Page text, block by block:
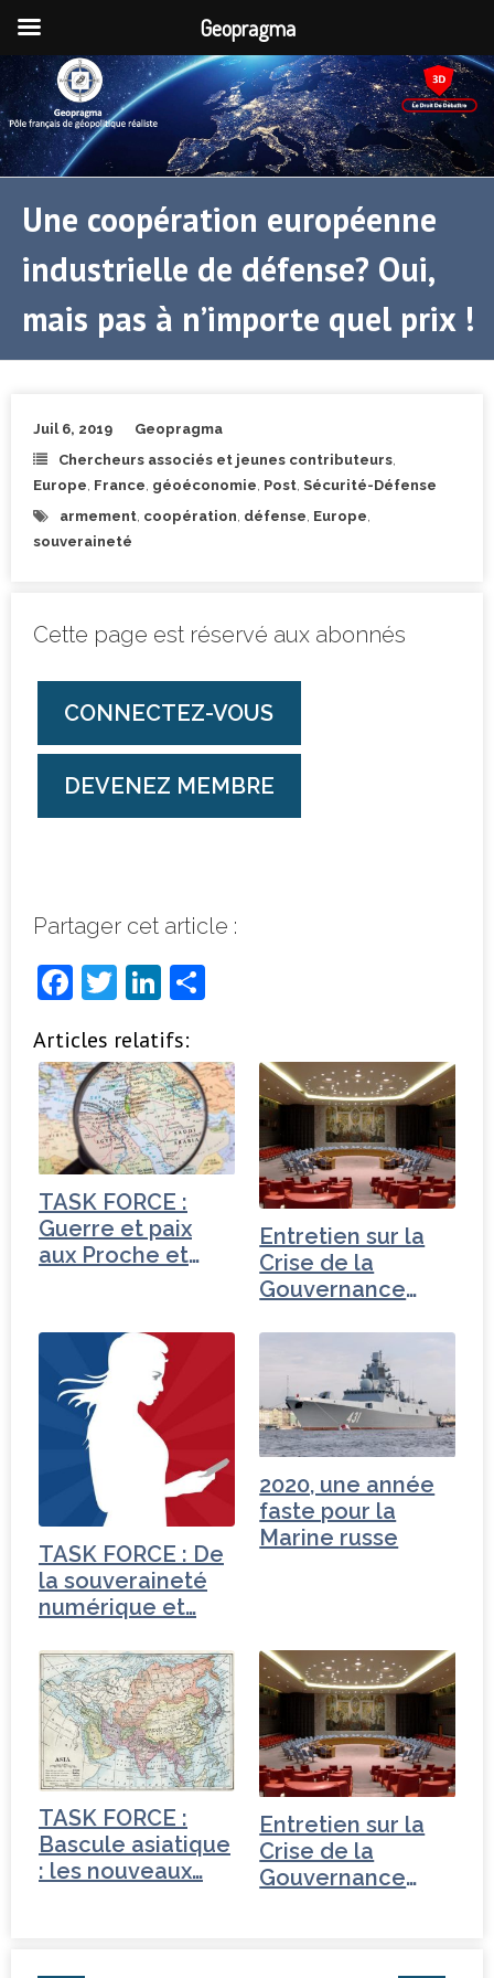
Une coopération européenne
industrielle de défense? Oui,
mais pas à n’importe quel prix !
Juil 6, 2019
Geopragma
Chercheurs associés et jeunes contributeurs
Europe France géoéconomie Post Sécurité-Défense
armement coopération défense Europe
souveraineté
Cette page est réservé aux abonnés
CONNECTEZ-VOUS
DEVENEZ MEMBRE
Partager cet article :
F
c
e
b
o
o
k
T
it
t
e
r
Li
k
e
dI
n
ta
g
e
r
Articles relatifs:
TASK FORCE :
Guerre et paix
aux Proche et
Entretien sur la
Crise de la
Gouvernance
Turquie
TASK FORCE : De
la souveraineté
numérique et…
2020, une année
faste pour la
Marine russe
TASK FORCE :
Bascule asiatique
: les nouveaux…
Entretien sur la
Crise de la
Gouvernance
Geopragma